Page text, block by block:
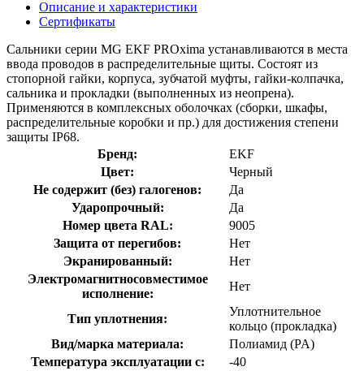
Описание и характеристики
Сертификаты
Сальники серии MG EKF PROxima устанавливаются в места
ввода проводов в распределительные щиты. Состоят из
стопорной гайки, корпуса, зубчатой муфты, гайки-колпачка,
сальника и прокладки (выполненных из неопрена).
Применяются в комплексных оболочках (сборки, шкафы,
распределительные коробки и пр.) для достижения степени
защиты IP68.
Бренд:
EKF
Цвет:
Черный
Не содержит (без) галогенов:
Да
Ударопрочный:
Да
Номер цвета RAL:
9005
Защита от перегибов:
Нет
Экранированный:
Нет
Электромагнитносовместимое
исполнение:
Нет
Тип уплотнения:
Уплотнительное
кольцо (прокладка)
Вид/марка материала:
Полиамид (PA)
Температура эксплуатации с:
-40